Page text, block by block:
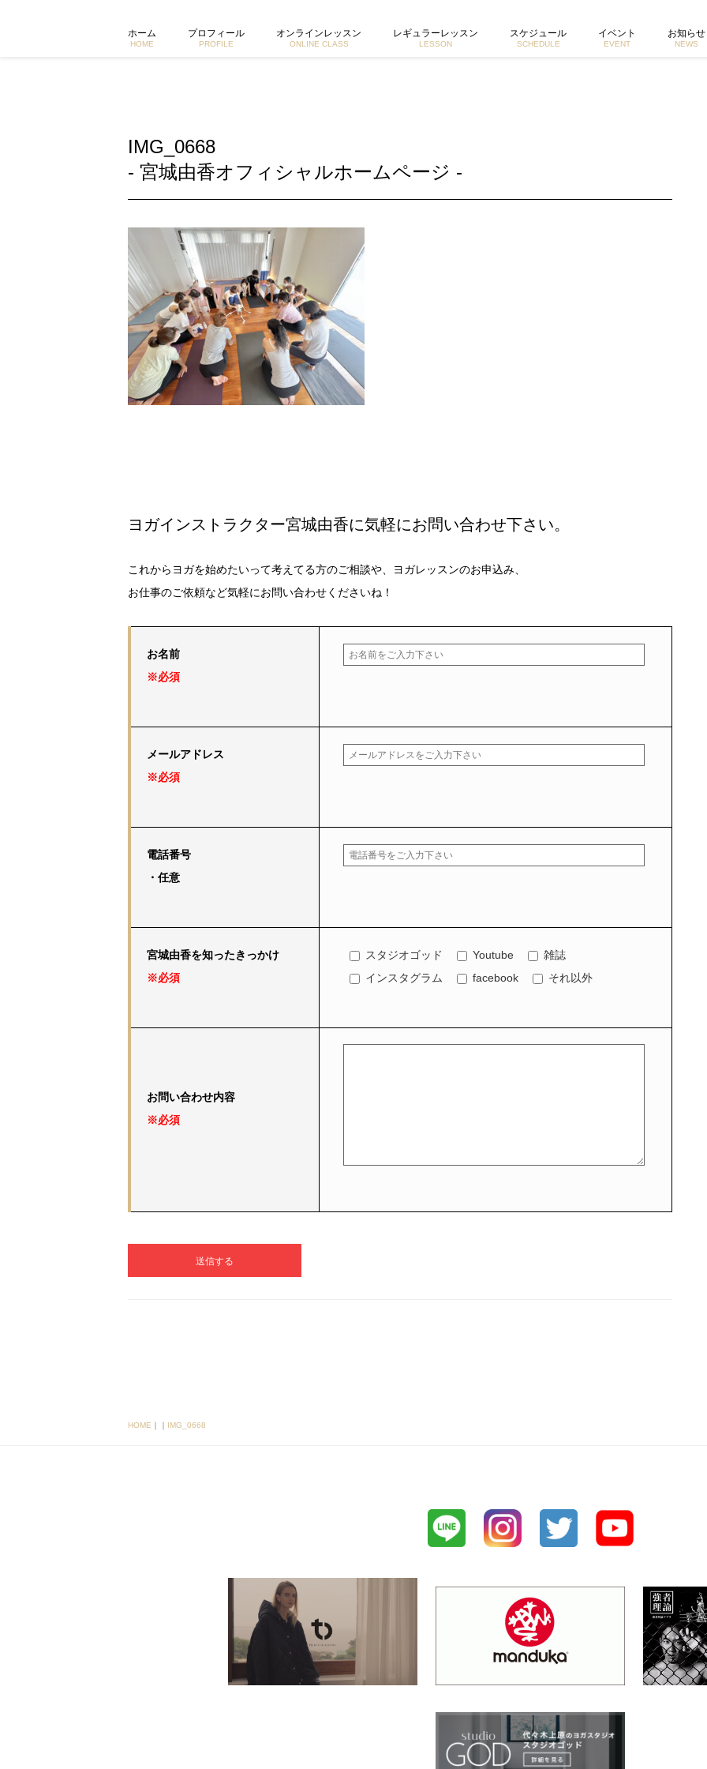
ホーム
HOME
プロフィール
PROFILE
オンラインレッスン
ONLINE CLASS
レギュラーレッスン
LESSON
スケジュール
SCHEDULE
イベント
EVENT
お知らせ
NEWS
IMG_0668
- 宮城由香オフィシャルホームページ -
ヨガインストラクター宮城由香に気軽にお問い合わせ下さい。
これからヨガを始めたいって考えてる方のご相談や、ヨガレッスンのお申込み、
お仕事のご依頼など気軽にお問い合わせくださいね！
お名前
※必須
メールアドレス
※必須
電話番号
・任意
宮城由香を知ったきっかけ
※必須
スタジオゴッド Youtube
雑誌
インスタグラム
facebook それ以外
お問い合わせ内容
※必須
HOME ｜ ｜ IMG_0668